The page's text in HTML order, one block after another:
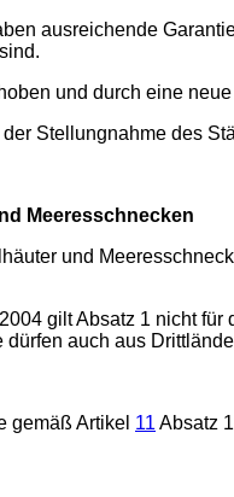
ausreichende
und durch eine
Stellungnahme des
Meeresschnecken
und
gilt Absatz 1 nicht
auch aus
gemäß Artikel 11 Absatz